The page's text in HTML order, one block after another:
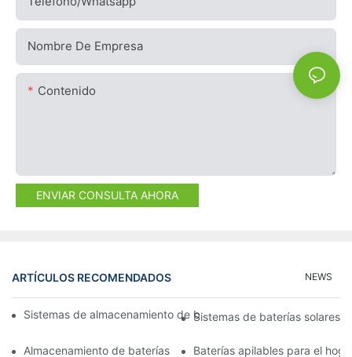
Nombre De Empresa
Contenido
ENVIAR CONSULTA AHORA
ARTÍCULOS RECOMENDADOS NEWS
Sistemas de almacenamiento de baterías de litio: eficiencia y
Sistemas de baterías solares
Almacenamiento de baterías apilables: Innovaciones en la
Baterías apilables para el